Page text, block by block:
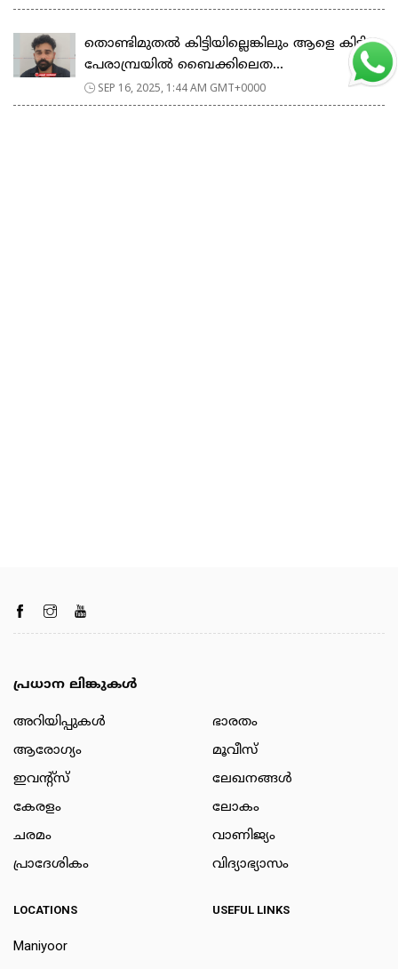
തൊണ്ടിമുതല്‍ കിട്ടിയില്ലെങ്കിലും ആളെ കിട്ടി;
പേരാമ്പ്രയിൽ ബൈക്കിലെത...
SEP 16, 2025, 1:44 AM GMT+0000
പ്രധാന ലിങ്കുകൾ
അറിയിപ്പുകള്‍
ആരോഗ്യം
ഇവന്റ്സ്
കേരളം
ചരമം
പ്രാദേശികം
ഭാരതം
മൂവീസ്
ലേഖനങ്ങള്‍
ലോകം
വാണിജ്യം
വിദ്യാഭ്യാസം
LOCATIONS
Maniyoor
USEFUL LINKS